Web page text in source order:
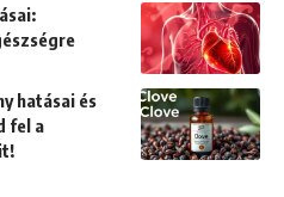
hatásai és
fel a